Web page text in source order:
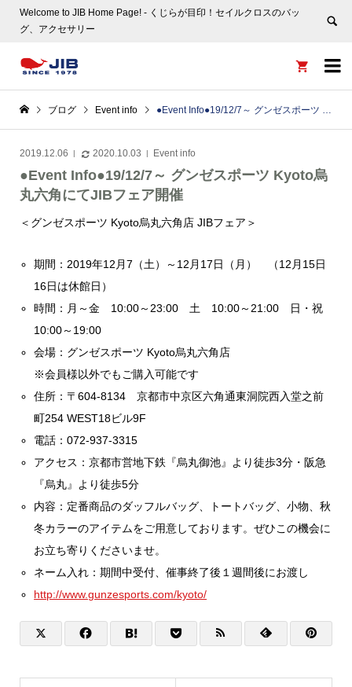
Welcome to JIB Home Page! ‐ くじらが目印！セイルクロスのバッ
グ、アクセサリー


ブログ Event info ●Event Info●19/12/7～ グンゼスポーツ Kyoto烏丸六角にてJIBフェア開催
2019.12.06 2020.10.03 Event info
●Event Info●19/12/7～ グンゼスポーツ Kyoto烏
丸六角にてJIBフェア開催
＜グンゼスポーツ Kyoto烏丸六角店 JIBフェア＞
期間：2019年12月7（土）～12月17日（月） （12月15日
16日は休館日）
時間：月～金 10:00～23:00 土 10:00～21:00 日・祝
10:00～19:00
会場：グンゼスポーツ Kyoto烏丸六角店
※会員様以外でもご購入可能です
住所：〒604-8134 京都市中京区六角通東洞院西入堂之前
町254 WEST18ビル9F
電話：072-937-3315
アクセス：京都市営地下鉄『烏丸御池』より徒歩3分・阪急
『烏丸』より徒歩5分
内容：定番商品のダッフルバッグ、トートバッグ、小物、秋
冬カラーのアイテムをご用意しております。ぜひこの機会に
お立ち寄りくださいませ。
ネーム入れ：期間中受付、催事終了後１週間後にお渡し
http://www.gunzesports.com/kyoto/